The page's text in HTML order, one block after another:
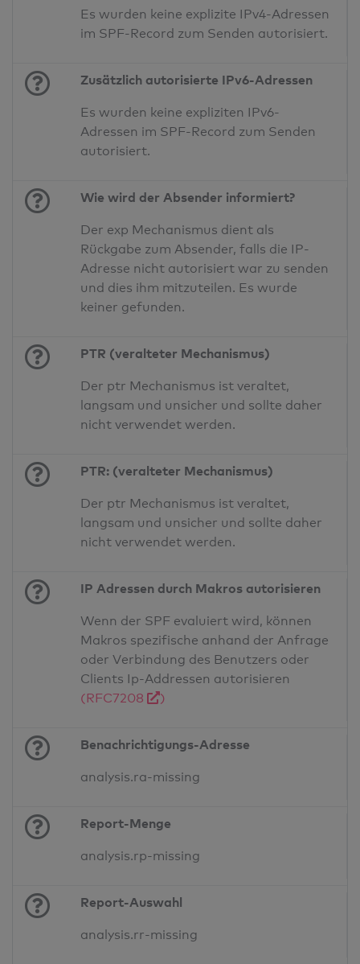
Es wurden keine explizite IPv4-Adressen
im SPF-Record zum Senden autorisiert.
Zusätzlich autorisierte IPv6-Adressen
Es wurden keine expliziten IPv6-
Adressen im SPF-Record zum Senden
autorisiert.
Wie wird der Absender informiert?
Der exp Mechanismus dient als
Rückgabe zum Absender, falls die IP-
Adresse nicht autorisiert war zu senden
und dies ihm mitzuteilen. Es wurde
keiner gefunden.
PTR (veralteter Mechanismus)
Der ptr Mechanismus ist veraltet,
langsam und unsicher und sollte daher
nicht verwendet werden.
PTR: (veralteter Mechanismus)
Der ptr Mechanismus ist veraltet,
langsam und unsicher und sollte daher
nicht verwendet werden.
IP Adressen durch Makros autorisieren
Wenn der SPF evaluiert wird, können
Makros spezifische anhand der Anfrage
oder Verbindung des Benutzers oder
Clients Ip-Addressen autorisieren
(RFC7208
)
Benachrichtigungs-Adresse
analysis.ra-missing
Report-Menge
analysis.rp-missing
Report-Auswahl
analysis.rr-missing